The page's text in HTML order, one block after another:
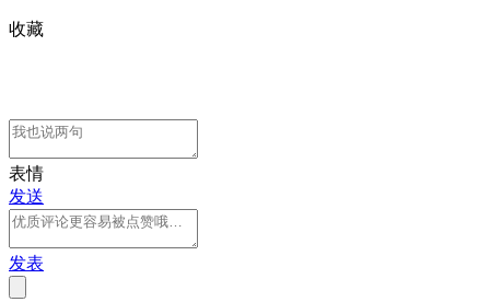
收藏
表情
发送
发表